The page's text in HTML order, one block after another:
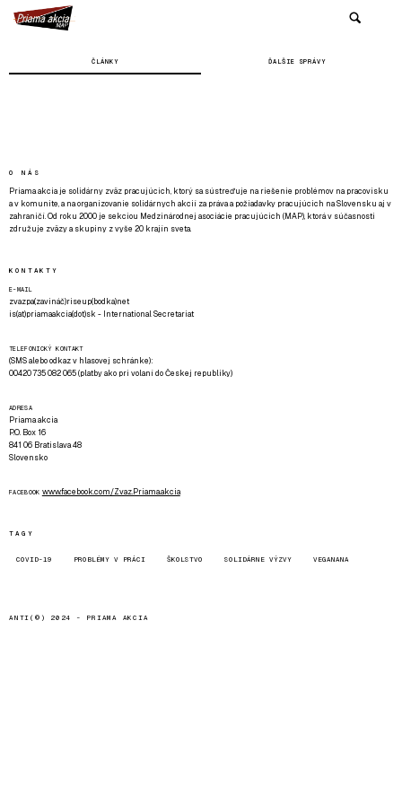
ČLÁNKY ĎALŠIE SPRÁVY
O NÁS
Priama akcia je solidárny zväz pracujúcich, ktorý sa sústreďuje na riešenie problémov na pracovisku
a v komunite, a na organizovanie solidárnych akcií za práva a požiadavky pracujúcich na Slovensku aj v
zahraničí. Od roku 2000 je sekciou Medzinárodnej asociácie pracujúcich (MAP), ktorá v súčasnosti
združuje zväzy a skupiny z vyše 20 krajín sveta.
KONTAKTY
E-MAIL
zvazpa(zavináč)riseup(bodka)net
is(at)priamaakcia(dot)sk - International Secretariat
TELEFONICKÝ KONTAKT
(SMS alebo odkaz v hlasovej schránke):
00420 735 082 065 (platby ako pri volaní do Českej republiky)
ADRESA
Priama akcia
P.O. Box 16
841 06 Bratislava 48
Slovensko
FACEBOOK www.facebook.com/Zvaz.Priama.akcia
TAGY
COVID-19 PROBLÉMY V PRÁCI ŠKOLSTVO SOLIDÁRNE VÝZVY VEGANANA
ANTI(©) 2024 - PRIAMA AKCIA